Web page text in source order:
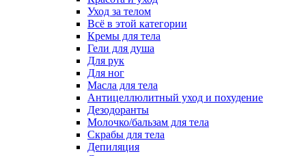
Уход за телом
Всё в этой категории
Кремы для тела
Гели для душа
Для рук
Для ног
Масла для тела
Антицеллюлитный уход и похудение
Дезодоранты
Молочко/бальзам для тела
Скрабы для тела
Депиляция